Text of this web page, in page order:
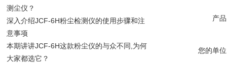
产
您的单
测尘仪？
深入介绍JCF-6H粉尘检测仪的使用步骤和注
意事项
本期讲讲JCF-6H这款粉尘仪的与众不同,为何
大家都选它？